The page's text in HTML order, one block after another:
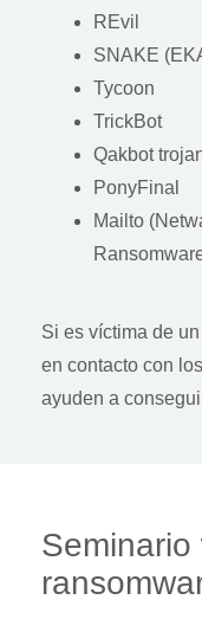
REvil
SNAKE
Tycoon
TrickBot
Qakbot
PonyFinal
Mailto
Si es víctima de
en contacto con
ayuden a
Seminario